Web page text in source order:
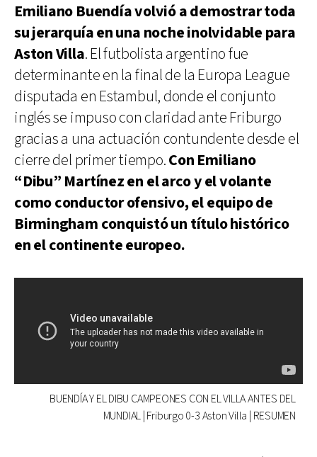
Emiliano Buendía volvió a demostrar toda
su jerarquía en una noche inolvidable para
Aston Villa. El futbolista argentino fue
determinante en la final de la Europa League
disputada en Estambul, donde el conjunto
inglés se impuso con claridad ante Friburgo
gracias a una actuación contundente desde el
cierre del primer tiempo.Con Emiliano
“Dibu” Martínez en el arco y el volante
como conductor ofensivo, el equipo de
Birmingham conquistó un título histórico
en el continente europeo.
BUENDÍA Y EL DIBU CAMPEONES CON EL VILLA ANTES DEL
MUNDIAL | Friburgo 0-3 Aston Villa | RESUMEN